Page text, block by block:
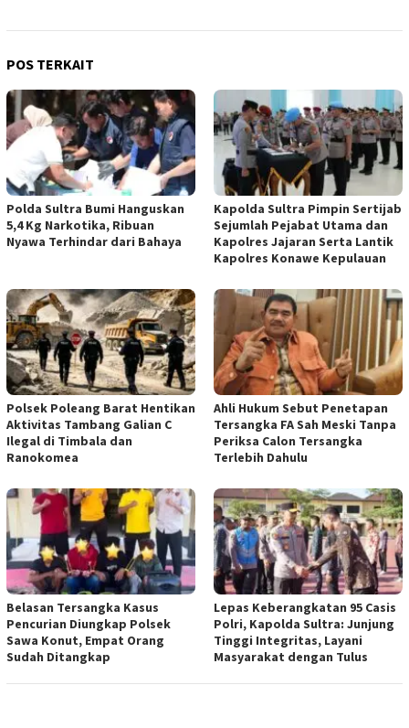
POS TERKAIT
Polda Sultra Bumi Hanguskan
5,4 Kg Narkotika, Ribuan
Nyawa Terhindar dari Bahaya
Kapolda Sultra Pimpin Sertijab
Sejumlah Pejabat Utama dan
Kapolres Jajaran Serta Lantik
Kapolres Konawe Kepulauan
Polsek Poleang Barat Hentikan
Aktivitas Tambang Galian C
Ilegal di Timbala dan
Ranokomea
Ahli Hukum Sebut Penetapan
Tersangka FA Sah Meski Tanpa
Periksa Calon Tersangka
Terlebih Dahulu
Belasan Tersangka Kasus
Pencurian Diungkap Polsek
Sawa Konut, Empat Orang
Sudah Ditangkap
Lepas Keberangkatan 95 Casis
Polri, Kapolda Sultra: Junjung
Tinggi Integritas, Layani
Masyarakat dengan Tulus